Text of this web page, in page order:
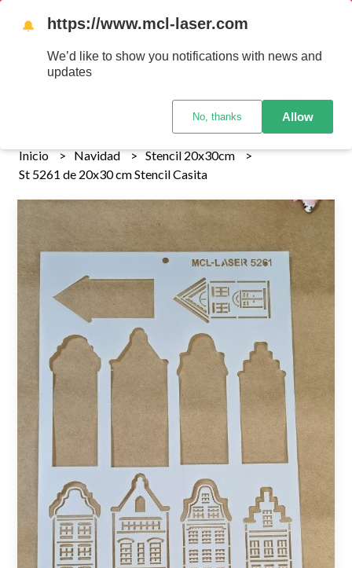
Tenemos envios a todo el pais!........ Los envios Por MENOR se
realizan 48 hs habiles porteriores al pago , los pedidos por
MAYOR se envian 7 dias posteriores al pago del pedido
Inicio Navidad
Stencil 20x30cm
St 5261 de 20x30 cm Stencil Casita
🔔 https://www.mcl-laser.com
We’d like to show you notifications with news and
updates
No, thanks Allow